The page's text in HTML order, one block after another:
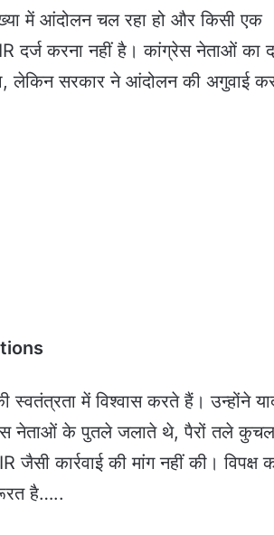
में आंदोलन चल रहा हो और किसी एक
दर्ज करना नहीं है। कांग्रेस नेताओं का
लेकिन सरकार ने आंदोलन की अगुवाई
में विश्वास करते हैं। उन्होंने
नेताओं के पुतले जलाते थे, पैरों तले
कार्रवाई की मांग नहीं की। विपक्ष
है…..